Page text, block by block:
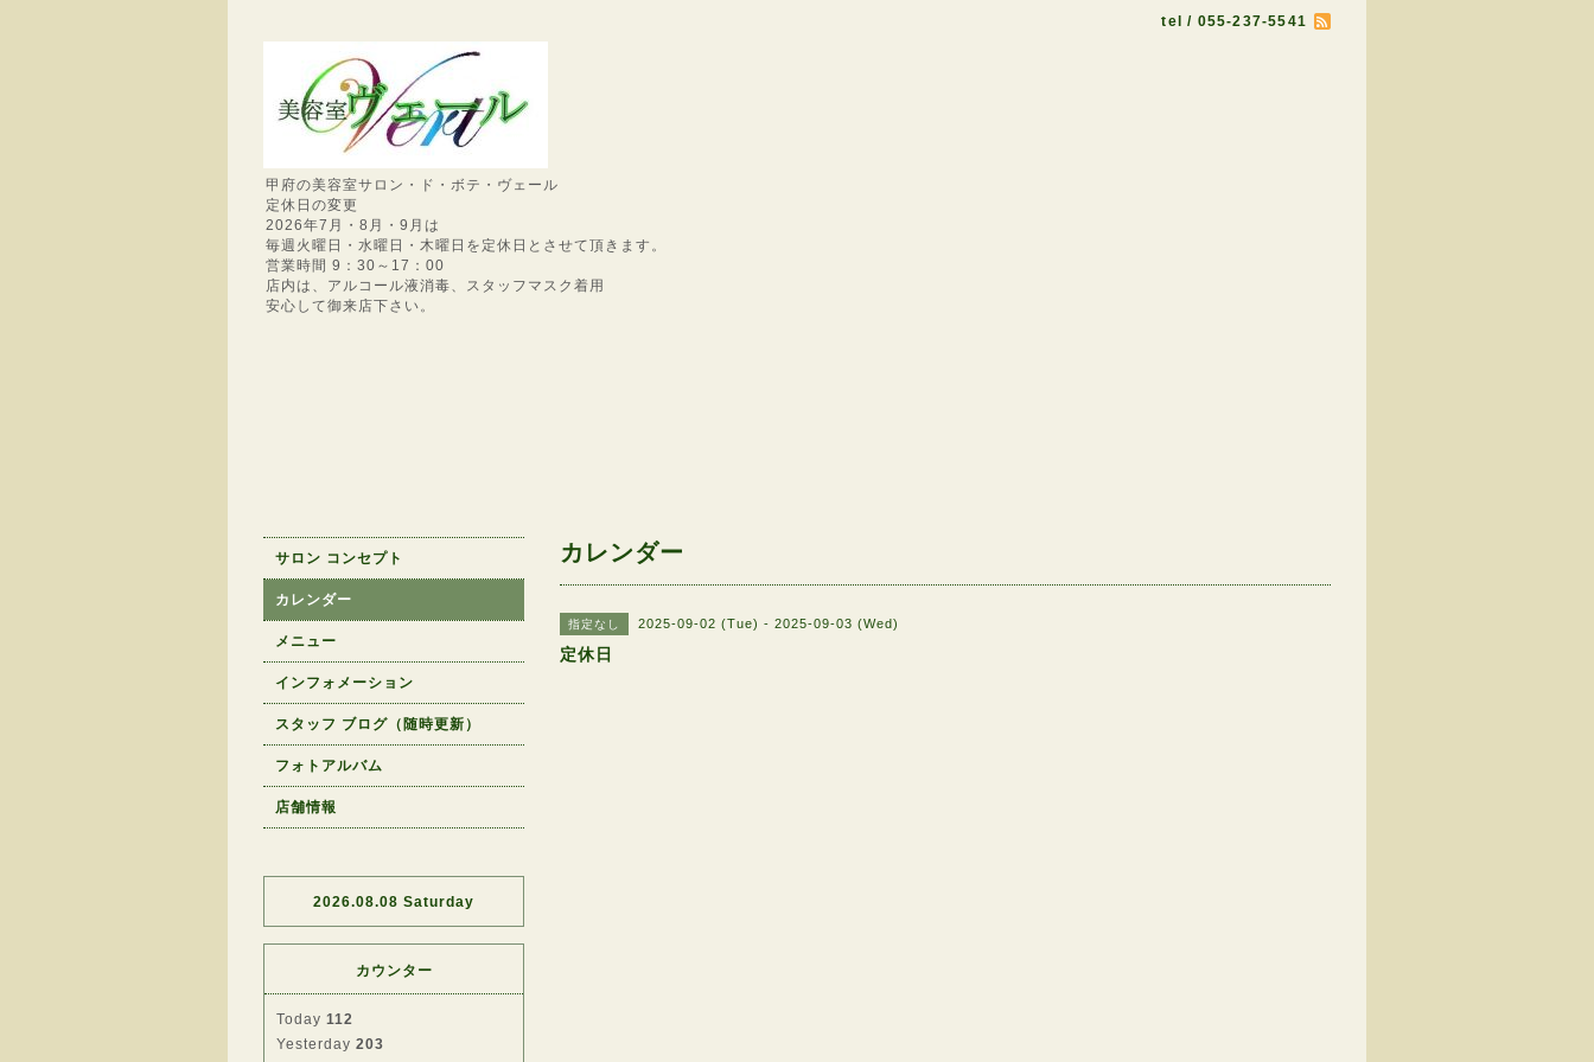
tel / 055-237-5541
甲府の美容室サロン・ド・ボテ・ヴェール
定休日の変更
2026年7月・8月・9月は
毎週火曜日・水曜日・木曜日を定休日とさせて頂きます。
営業時間 9：30～17：00
店内は、アルコール液消毒、スタッフマスク着用
安心して御来店下さい。
カレンダー
指定なし 2025-09-02 (Tue) - 2025-09-03 (Wed)
定休日
サロン コンセプト
カレンダー
メニュー
インフォメーション
スタッフ ブログ（随時更新）
フォトアルバム
店舗情報
2026.08.08 Saturday
カウンター
Today 112
Yesterday 203